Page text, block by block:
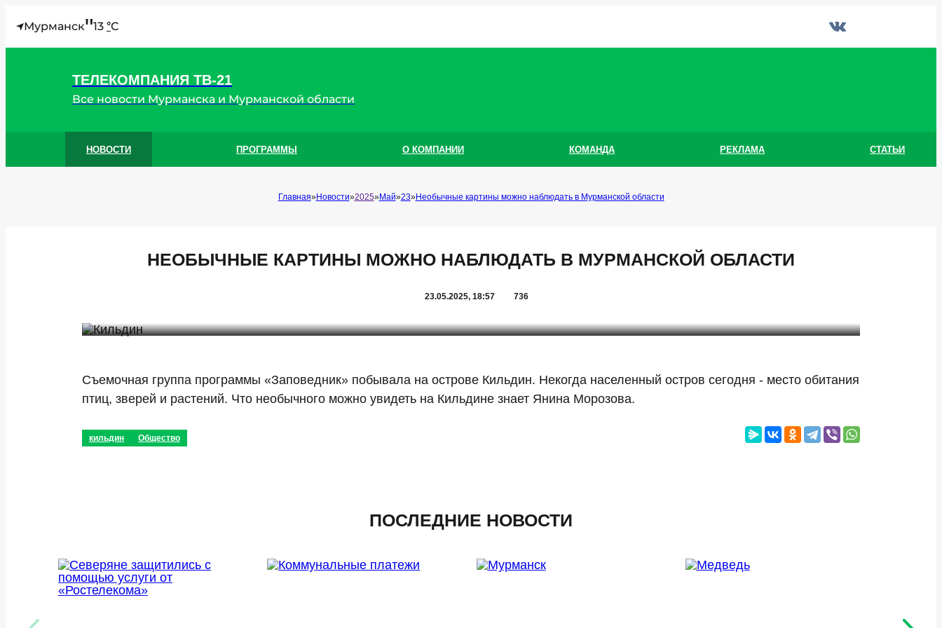
Мурманск"13 °C
ТЕЛЕКОМПАНИЯ ТВ-21
Все новости Мурманска и Мурманской области
НОВОСТИ ПРОГРАММЫ О КОМПАНИИ КОМАНДА РЕКЛАМА СТАТЬИ
Главная Новости 2025 Май 23 Необычные картины можно наблюдать в Мурманской области
НЕОБЫЧНЫЕ КАРТИНЫ МОЖНО НАБЛЮДАТЬ В МУРМАНСКОЙ ОБЛАСТИ
23.05.2025, 18:57 736
Съемочная группа программы «Заповедник» побывала на острове Кильдин. Некогда населенный остров сегодня - место обитания
птиц, зверей и растений. Что необычного можно увидеть на Кильдине знает Янина Морозова.
кильдин Общество
ПОСЛЕДНИЕ НОВОСТИ